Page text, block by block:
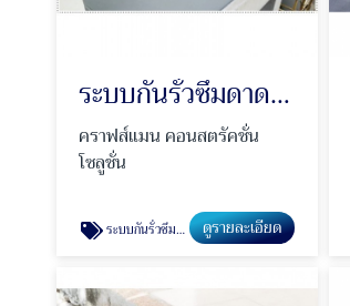
ระบบกันรั่วซึมดาดฟ้า คสล. Polyurethane
คราฟส์แมน คอนสตรัคชั่น
โซลูชั่น
ระบบกันรั่วซึมดาดฟ้า คสล. Polyurethane ดูรายละเอียด